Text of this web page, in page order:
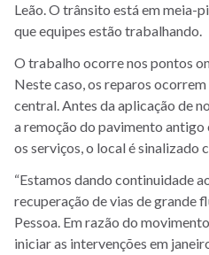
Leão. O trânsito está em meia-
que equipes estão trabalhando.
O trabalho ocorre nos pontos
Neste caso, os reparos ocorrem
central. Antes da aplicação de
a remoção do pavimento antigo
os serviços, o local é sinalizado
“Estamos dando continuidade
recuperação de vias de grande
Pessoa. Em razão do
iniciar as intervenções em